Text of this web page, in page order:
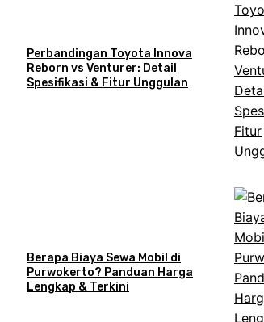
Perbandingan Toyota Innova
Reborn vs Venturer: Detail
Spesifikasi & Fitur Unggulan
Berapa Biaya Sewa Mobil di
Purwokerto? Panduan Harga
Lengkap & Terkini